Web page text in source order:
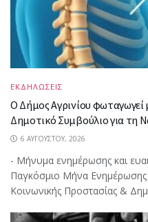
ΕΚΔΗΛΩΣΕΙΣ
Ο Δήμος Αγρινίου
Δημοτικό Συμβούλιο για τη
6 ΑΥΓΟΎΣΤΟΥ, 2026
- Μήνυμα ενημέρωσης και
Παγκόσμιο Μήνα Ενημέρωσης
Κοινωνικής Προστασίας &